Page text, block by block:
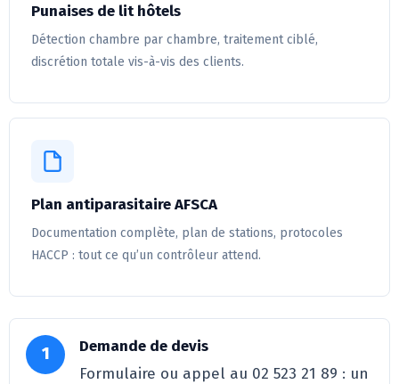
Punaises de lit hôtels
Détection chambre par chambre, traitement ciblé,
discrétion totale vis-à-vis des clients.
Plan antiparasitaire AFSCA
Documentation complète, plan de stations, protocoles
HACCP : tout ce qu’un contrôleur attend.
1
Demande de devis
Formulaire ou appel au 02 523 21 89 : un